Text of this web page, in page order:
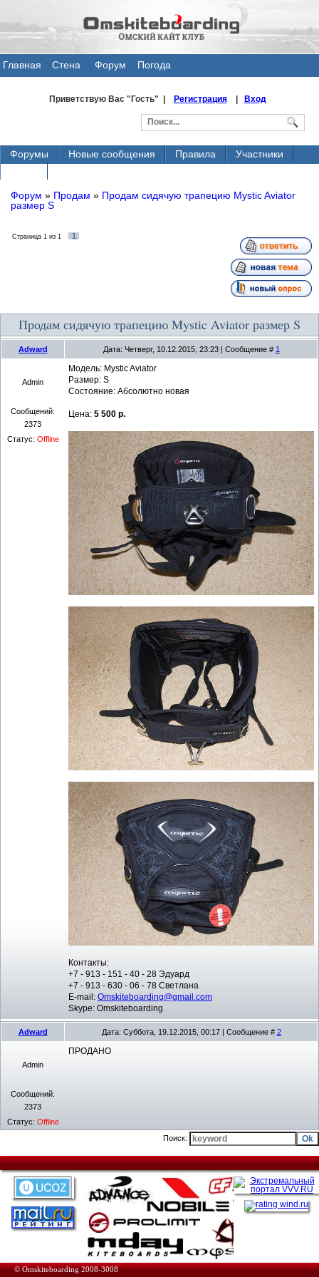
Главная
Стена
Форум Погода
Приветствую Вас"Гость" | Регистрация| Вход
Форумы Новые сообщения Правила
Участники
Форум » Продам » Продам сидячую трапецию Mystic Aviator
размер S
Страница 1 из 1 1
Продам сидячую трапецию Mystic Aviator размер S
Adward Дата: Четверг, 10.12.2015, 23:23 | Сообщение # 1
Admin
Сообщений:
2373
Статус: Offline
Модель: Mystic Aviator
Размер: S
Состояние: Абсолютно новая
Цена: 5 500 р.
Контакты:
+7 - 913 - 151 - 40 - 28 Эдуард
+7 - 913 - 630 - 06 - 78 Светлана
E-mail: Omskiteboarding@gmail.com
Skype: Omskiteboarding
Adward Дата: Суббота, 19.12.2015, 00:17 | Сообщение # 2
Admin
Сообщений:
2373
Статус: Offline
ПРОДАНО
Поиск:
© Omskiteboarding 2008-3008